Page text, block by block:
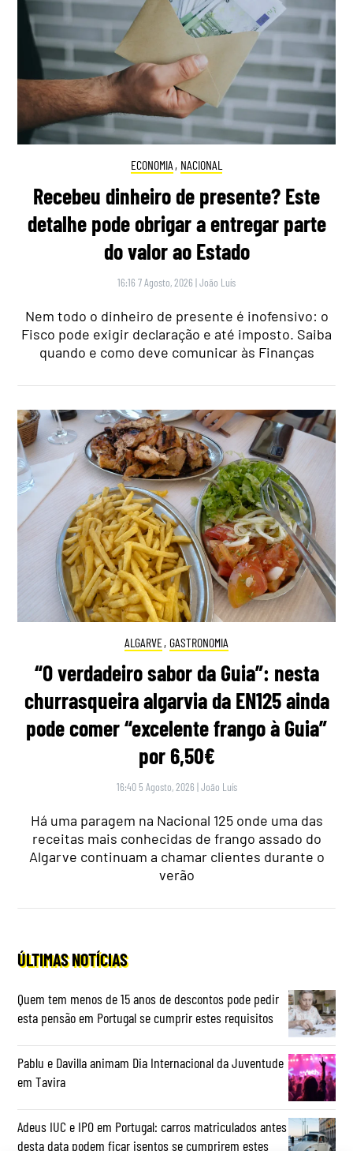
ECONOMIA , NACIONAL
Recebeu dinheiro de presente? Este
detalhe pode obrigar a entregar parte
do valor ao Estado
16:16 7 Agosto, 2026 |João Luís
Nem todo o dinheiro de presente é inofensivo: o
Fisco pode exigir declaração e até imposto. Saiba
quando e como deve comunicar às Finanças
ALGARVE, GASTRONOMIA
“O verdadeiro sabor da Guia”: nesta
churrasqueira algarvia da EN125 ainda
pode comer “excelente frango à Guia”
por 6,50€
16:40 5 Agosto, 2026 |João Luís
Há uma paragem na Nacional 125 onde uma das
receitas mais conhecidas de frango assado do
Algarve continuam a chamar clientes durante o
verão
ÚLTIMAS NOTÍCIAS
Quem tem menos de 15 anos de descontos pode pedir
esta pensão em Portugal se cumprir estes requisitos
Pablu e Davilla animam Dia Internacional da Juventude
em Tavira
Adeus IUC e IPO em Portugal: carros matriculados antes
desta data podem ficar isentos se cumprirem estes